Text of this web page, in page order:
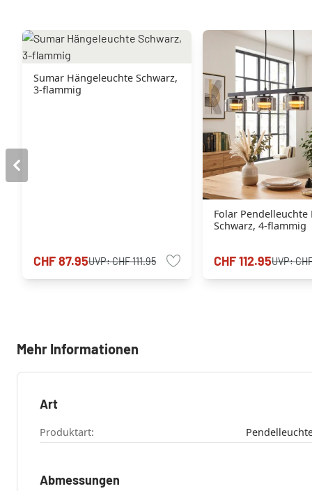
Sumar Hängeleuchte Schwarz,
3-flammig
CHF 87.95UVP:CHF 111.95
Folar Pendelleuchte
Schwarz, 4-flammig
CHF 112.95UVP:
Mehr Informationen
Art
Produktart:
Abmessungen